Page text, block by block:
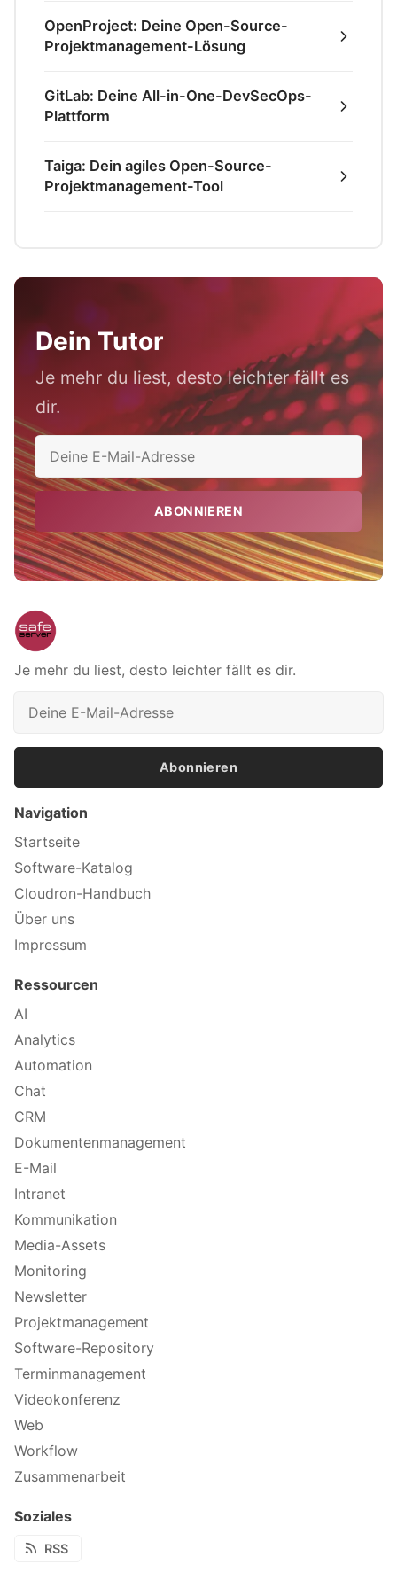
OpenProject: Deine Open-Source-
Projektmanagement-Lösung
GitLab: Deine All-in-One-DevSecOps-
Plattform
Taiga: Dein agiles Open-Source-
Projektmanagement-Tool
Dein Tutor
Je mehr du liest, desto leichter fällt es
dir.
ABONNIEREN
Je mehr du liest, desto leichter fällt es dir.
Abonnieren
Navigation
Startseite
Software-Katalog
Cloudron-Handbuch
Über uns
Impressum
Ressourcen
AI
Analytics
Automation
Chat
CRM
Dokumentenmanagement
E-Mail
Intranet
Kommunikation
Media-Assets
Monitoring
Newsletter
Projektmanagement
Software-Repository
Terminmanagement
Videokonferenz
Web
Workflow
Zusammenarbeit
Soziales
RSS